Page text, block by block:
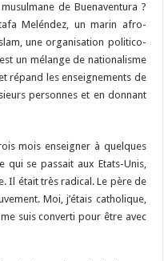
de Buenaventura ?
Meléndez, un marin afro-
une organisation politico-
un mélange de nationalisme
répand les enseignements de
personnes et en donnant
mois enseigner à quelques
se passait aux Etats-Unis,
Il était très radical. Le père de
Moi, j’étais catholique,
suis converti pour être avec